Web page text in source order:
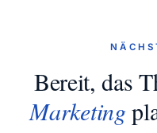
Bereit, das
Marketing